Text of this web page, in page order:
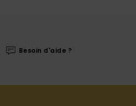
Besoin d'aide ?